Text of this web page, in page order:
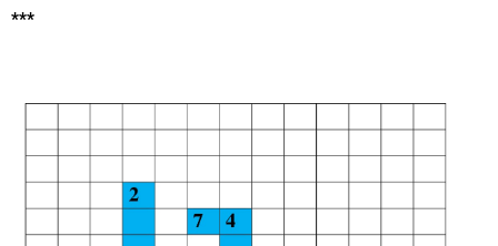
***